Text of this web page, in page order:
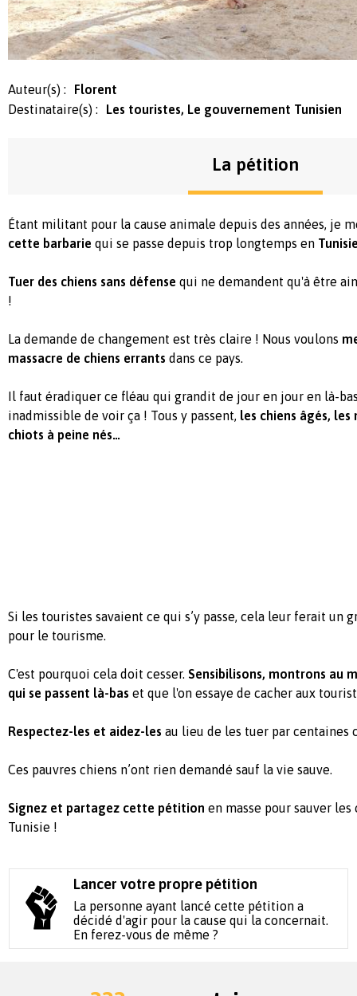
Auteur(s) :
Florent
Destinataire(s) :
Les touristes, Le gouvernement Tunisien
La pétition
Étant militant pour la cause animale depuis des années, je
cette barbarie qui se passe depuis trop longtemps en
Tuer des chiens sans défense qui ne demandent qu'à être
!
La demande de changement est très claire ! Nous voulons
massacre de chiens errants dans ce pays.
Il faut éradiquer ce fléau qui grandit de jour en jour en là-
inadmissible de voir ça ! Tous y passent, les chiens âgés,
chiots à peine nés…
Si les touristes savaient ce qui s’y passe, cela leur ferait un
pour le tourisme.
C'est pourquoi cela doit cesser. Sensibilisons, montrons au
qui se passent là-bas et que l'on essaye de cacher aux
Respectez-les et aidez-les au lieu de les tuer par centaines
Ces pauvres chiens n’ont rien demandé sauf la vie sauve.
Signez et partagez cette pétition en masse pour sauver les
Tunisie !
Lancer votre propre pétition
La personne ayant lancé cette pétition a
décidé d'agir pour la cause qui la concernait.
En ferez-vous de même ?